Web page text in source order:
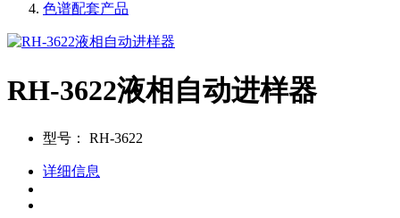
色谱配套产品
RH-3622液相自动进样器
型号： RH-3622
详细信息